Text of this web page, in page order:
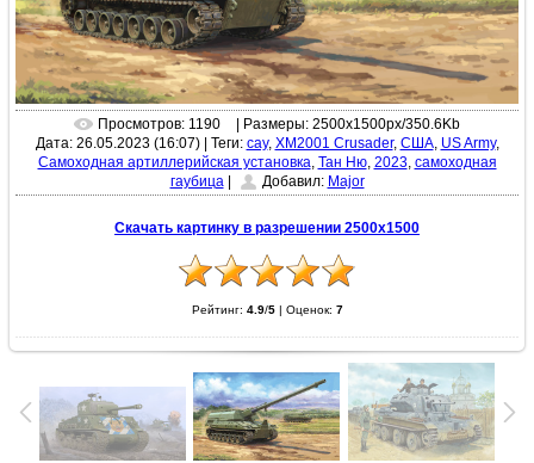
Просмотров: 1190
| Размеры: 2500x1500px/350.6Kb
Дата: 26.05.2023 (16:07)| Теги: сау, XM2001 Crusader, США, US Army,
Самоходная артиллерийская установка, Тан Ню, 2023, самоходная
гаубица| Добавил: Major
Скачать картинку в разрешении 2500x1500
Рейтинг: 4.9/5| Оценок: 7